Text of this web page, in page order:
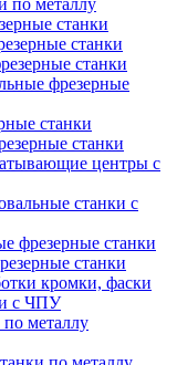
по металлу
станки
станки
станки
фрезерные
станки
станки
центры с
станки с
фрезерные станки
станки
кромки, фаски
с ЧПУ
по металлу